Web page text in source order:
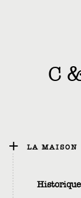
C
LA MAISON
Historique